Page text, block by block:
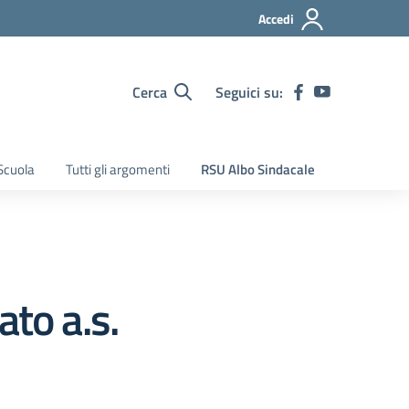
Accedi
Cerca Seguici su:
Tutti gli argomenti RSU Albo Sindacale
a.s.